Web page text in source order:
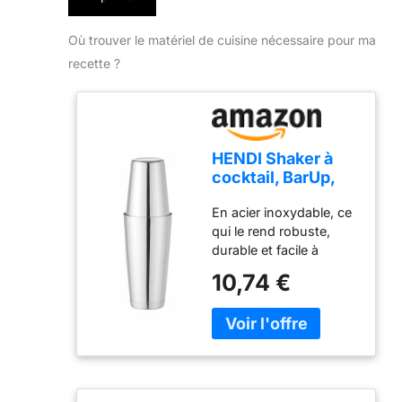
Où trouver le matériel de cuisine nécessaire pour ma
recette ?
HENDI Shaker à
cocktail, BarUp,
Tin-on-Tin,
utilisation
universelle, 2
shakers lestés :
600ml,
ø90x(H)140mm et
800ml,
lavable au lave-
vaisselle, acier
En acier inoxydable, ce
qui le rend robuste,
durable et facile à
usage universel, il
permet de préparer la
plupart des types de
cocktails Fermeture
hermétique, pas de
10,74 €